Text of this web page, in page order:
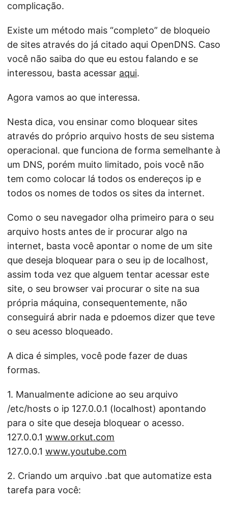
complicação.
Existe um método mais “completo” de bloqueio
de sites através do já citado aqui OpenDNS. Caso
você não saiba do que eu estou falando e se
interessou, basta acessar aqui.
Agora vamos ao que interessa.
Nesta dica, vou ensinar como bloquear sites
através do próprio arquivo hosts de seu sistema
operacional. que funciona de forma semelhante à
um DNS, porém muito limitado, pois você não
tem como colocar lá todos os endereços ip e
todos os nomes de todos os sites da internet.
Como o seu navegador olha primeiro para o seu
arquivo hosts antes de ir procurar algo na
internet, basta você apontar o nome de um site
que deseja bloquear para o seu ip de localhost,
assim toda vez que alguem tentar acessar este
site, o seu browser vai procurar o site na sua
própria máquina, consequentemente, não
conseguirá abrir nada e pdoemos dizer que teve
o seu acesso bloqueado.
A dica é simples, você pode fazer de duas
formas.
1. Manualmente adicione ao seu arquivo
/etc/hosts o ip 127.0.0.1 (localhost) apontando
para o site que deseja bloquear o acesso.
127.0.0.1 www.orkut.com
127.0.0.1 www.youtube.com
2. Criando um arquivo .bat que automatize esta
tarefa para você: